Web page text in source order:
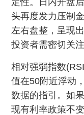
定性。日内开盘
头再度发力压制
左右盘整，呈现
投资者需密切关
相对强弱指数
值在50附近浮动
数据的指引。如
现有利率政策不